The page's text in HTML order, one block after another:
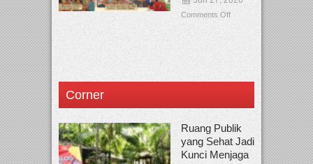
Comments Off
Corner
Ruang Publik
yang Sehat Jadi
Kunci Menjaga